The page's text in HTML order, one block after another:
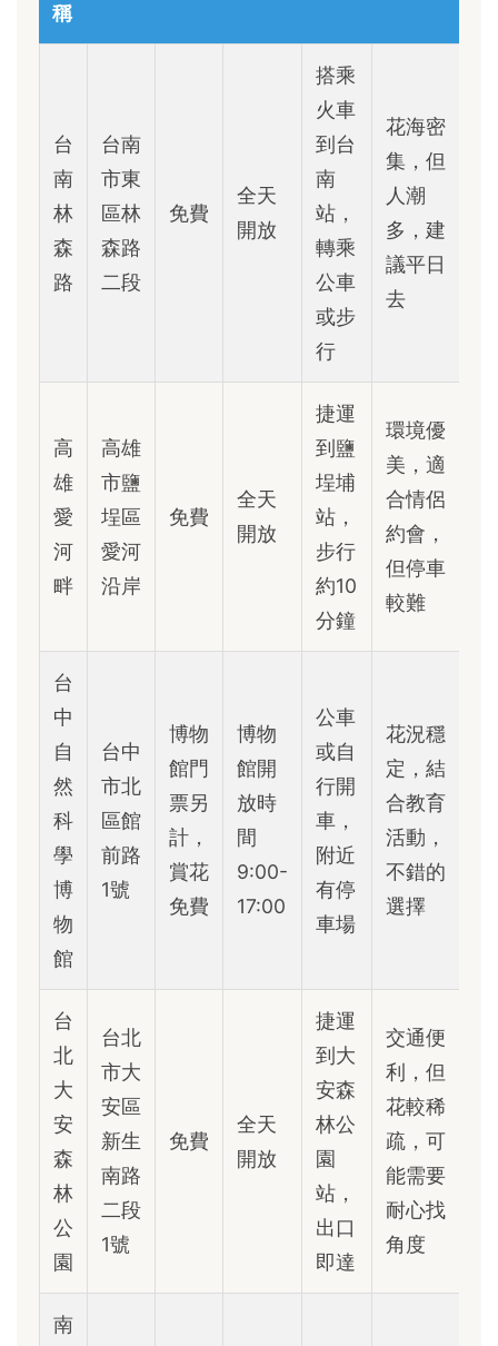
稱
台
南
林
森
路
台南
市東
區林
森路
二段
免費
全天
開放
搭乘
火車
到台
南
站，
轉乘
公車
或步
行
花海密
集，但
人潮
多，建
議平日
去
高
雄
愛
河
畔
高雄
市鹽
埕區
愛河
沿岸
免費
全天
開放
捷運
到鹽
埕埔
站，
步行
約10
分鐘
環境優
美，適
合情侶
約會，
但停車
較難
台
中
自
然
科
學
博
物
館
台中
市北
區館
前路
1號
博物
館門
票另
計，
賞花
免費
博物
館開
放時
間
9:00-
17:00
公車
或自
行開
車，
附近
有停
車場
花況穩
定，結
合教育
活動，
不錯的
選擇
台
北
大
安
森
林
公
園
台北
市大
安區
新生
南路
二段
1號
免費
全天
開放
捷運
到大
安森
林公
園
站，
出口
即達
交通便
利，但
花較稀
疏，可
能需要
耐心找
角度
南